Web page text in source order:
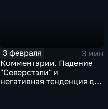
3 февраля
3 мин
Комментарии. Падение
"Северстали" и
негативная тенденция для